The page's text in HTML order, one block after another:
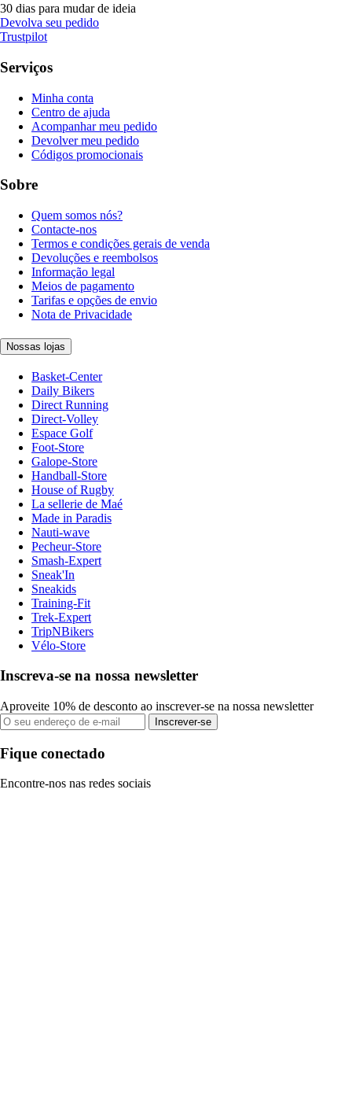
30 dias para mudar de ideia
Devolva seu pedido
Trustpilot
Serviços
Minha conta
Centro de ajuda
Acompanhar meu pedido
Devolver meu pedido
Códigos promocionais
Sobre
Quem somos nós?
Contacte-nos
Termos e condições gerais de venda
Devoluções e reembolsos
Informação legal
Meios de pagamento
Tarifas e opções de envio
Nota de Privacidade
Nossas lojas
Basket-Center
Daily Bikers
Direct Running
Direct-Volley
Espace Golf
Foot-Store
Galope-Store
Handball-Store
House of Rugby
La sellerie de Maé
Made in Paradis
Nauti-wave
Pecheur-Store
Smash-Expert
Sneak'In
Sneakids
Training-Fit
Trek-Expert
TripNBikers
Vélo-Store
Inscreva-se na nossa newsletter
Aproveite 10% de desconto ao inscrever-se na nossa newsletter
Inscrever-se
Fique conectado
Encontre-nos nas redes sociais